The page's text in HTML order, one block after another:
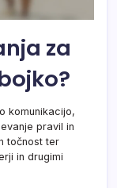
za
komunikacijo,
pravil in
točnost ter
in drugimi